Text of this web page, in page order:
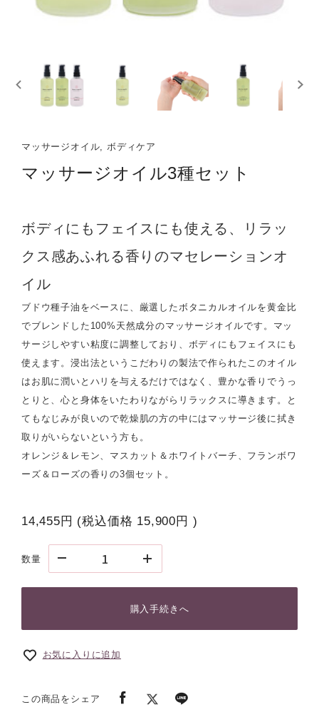
マッサージオイル, ボディケア
マッサージオイル3種セット
ボディにもフェイスにも使える、リラッ
クス感あふれる香りのマセレーションオ
イル
ブドウ種子油をベースに、厳選したボタニカルオイルを黄金比
でブレンドした100%天然成分のマッサージオイルです。マッ
サージしやすい粘度に調整しており、ボディにもフェイスにも
使えます。浸出法というこだわりの製法で作られたこのオイル
はお肌に潤いとハリを与えるだけではなく、豊かな香りでうっ
とりと、心と身体をいたわりながらリラックスに導きます。と
てもなじみが良いので乾燥肌の方の中にはマッサージ後に拭き
取りがいらないという方も。
オレンジ＆レモン、マスカット＆ホワイトバーチ、フランボワ
ーズ＆ローズの香りの3個セット。
14,455円 (税込価格 15,900円 )
数量
購入手続きへ
お気に入りに追加
この商品をシェア